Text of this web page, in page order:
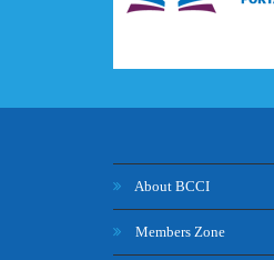
About BCCI
Members Zone